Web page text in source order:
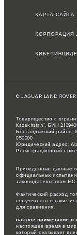
КАРТА САЙТА
КОРПОРАЦИЯ
© JAGUAR LAND
Товарищество с
Kazakhstan”, БИН
Бостандыкский район,
050000
Юридический адрес:
Регистрационный
Приведенные данные о
официальных
законодательством ЕС.
Фактический расход
полученного в таких
для сравнения.
важное примечание в
настоящее время в
который оказывает